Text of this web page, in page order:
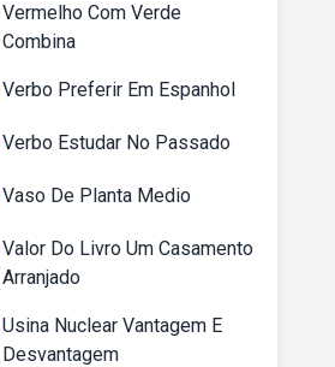
Vermelho Com Verde
Combina
Verbo Preferir Em Espanhol
Verbo Estudar No Passado
Vaso De Planta Medio
Valor Do Livro Um Casamento
Arranjado
Usina Nuclear Vantagem E
Desvantagem